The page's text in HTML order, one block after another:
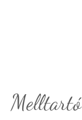
Melltartó